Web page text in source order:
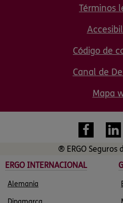
Términos
Código de
Canal de
Mapa
® ERGO Seguros
ERGO INTERNACIONAL
Alemania